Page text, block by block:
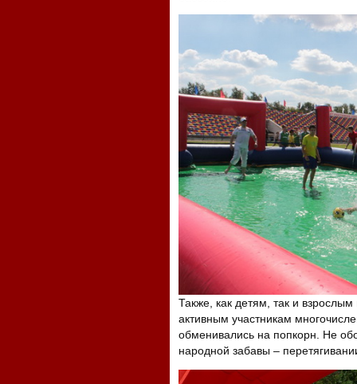
Также, как детям, так и
активным участникам
обменивались на попкорн. Не
народной забавы –